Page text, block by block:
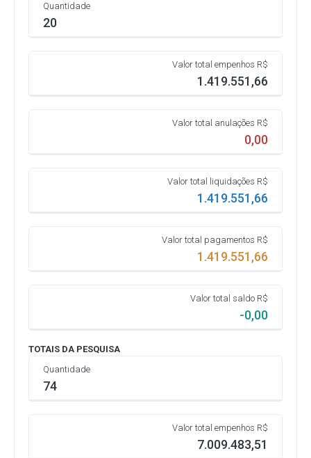
Quantidade
20
Valor total empenhos R$
1.419.551,66
Valor total anulações R$
0,00
Valor total liquidações R$
1.419.551,66
Valor total pagamentos R$
1.419.551,66
Valor total saldo R$
-0,00
TOTAIS DA PESQUISA
Quantidade
74
Valor total empenhos R$
7.009.483,51